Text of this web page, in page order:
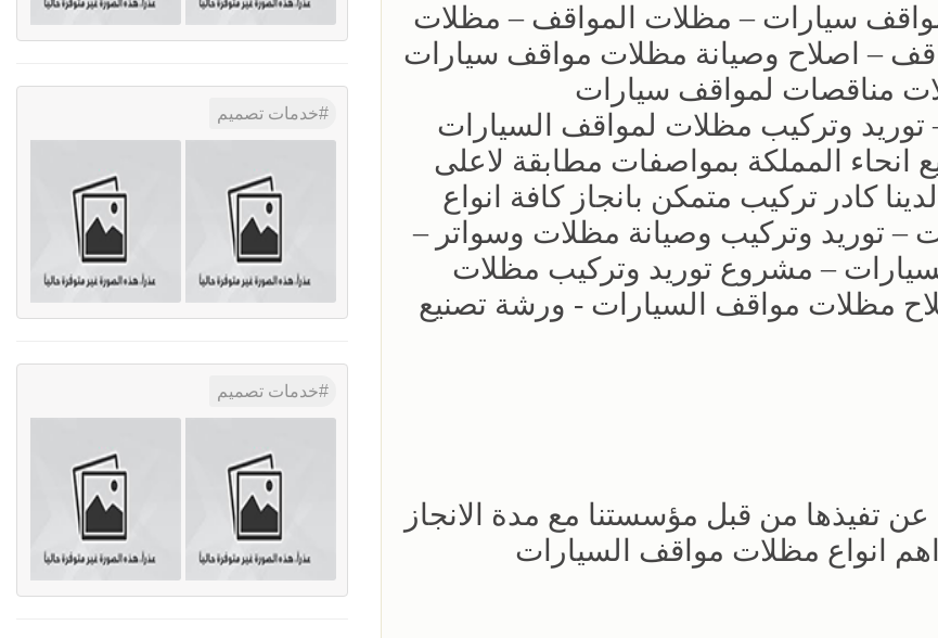
سيارات – مظلات المواقف – مظلات
– اصلاح وصيانة مظلات مواقف سيارات
مناقصات لمواقف سيارات
وتركيب مظلات لمواقف السيارات
المملكة بمواصفات مطابقة لاعلى
كادر تركيب متمكن بانجاز كافة انواع
– توريد وتركيب وصيانة مظلات وسواتر –
– مشروع توريد وتركيب مظلات
مظلات مواقف السيارات - ورشة تصنيع
تفيذها من قبل مؤسستنا مع مدة الانجاز
انواع مظلات مواقف السيارات
خدمات تصميم
خدمات تصميم